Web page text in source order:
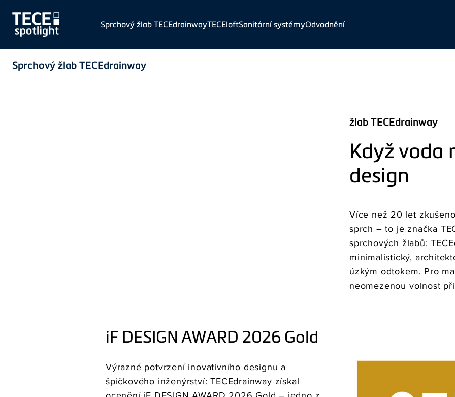
Keynote
Navigation
Sprchový žlab TECEdrainwayTECEloftSanitární systémyOdvodnění
Sprchový žlab TECEdrainway
žlab TECEdrainway
Když voda
design
Více než 20 let
sprch – to je značka
sprchových žlabů:
minimalistický,
úzkým odtokem. Pro
neomezenou volnost
iF DESIGN AWARD 2026 Gold
Výrazné potvrzení inovativního designu a
špičkového inženýrství: TECEdrainway získal